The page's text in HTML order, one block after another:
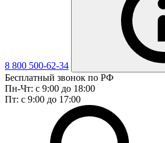
8 800 500-62-34
Бесплатный звонок по РФ
Пн-Чт: с 9:00 до 18:00
Пт: с 9:00 до 17:00